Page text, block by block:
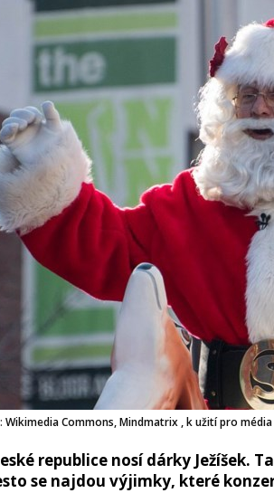
Wikimedia Commons, Mindmatrix , k užití pro média
republice nosí dárky Ježíšek.
se najdou výjimky, které